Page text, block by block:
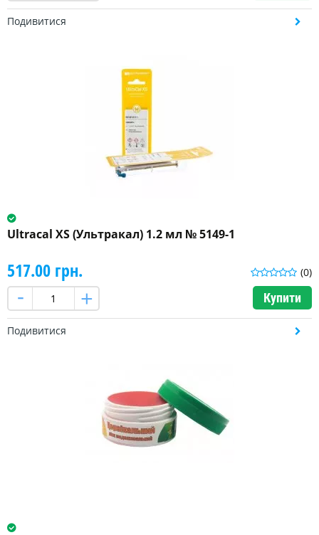
Подивитися
Ultracal XS (Ультракал) 1.2 мл № 5149-1
(0)
517.00 грн.
Купити
Подивитися